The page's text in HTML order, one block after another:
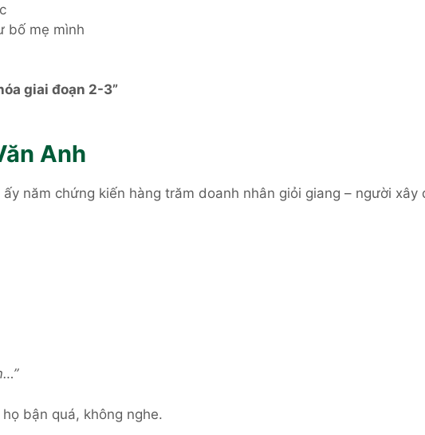
bố mẹ mình
giai đoạn 2-3”
Anh
năm chứng kiến hàng trăm doanh nhân giỏi giang – người
bận quá, không nghe.